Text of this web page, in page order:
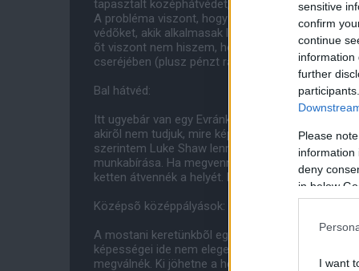
sensitive
confirm
continue
information
further
Please
information
deny
in below
I want
tapasztalt középhátvédet, akinek a párja a fent
A probléma viszont, hogy sejtelmem sincs, kit
védõket, akik alkalmasak lennének a pozícióra.
õt viszont nem hiszem, hogy elengedné Wenger.
cseréjében (plusz pénzt ráteszünk) benne lennék.
Bal hátvéd:
Itt ugyebár van egy Evránk, aki évek óta stabil
akirõl nem tudjuk, mire képes. Mivel Evra
szerintem Luke Shaw lenne. A 18 éves játékos
munkabírása. Ha megvennénk, õt vagy Büttnert
ketten átvennék a helyét. Kivásárlási ára
Középsõ középpályások:
A mostani keretünkbõl egy embert adnék el, õ
képességei ide nem elegek. Valahol másutt talán
megválnék. Ki jöhetne a helyükre? Három nagy